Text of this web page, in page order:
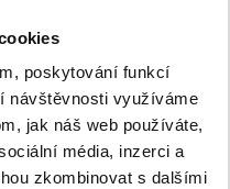
poskytování funkcí
návštěvnosti využíváme
jak náš web používáte,
média, inzerci a
zkombinovat s dalšími